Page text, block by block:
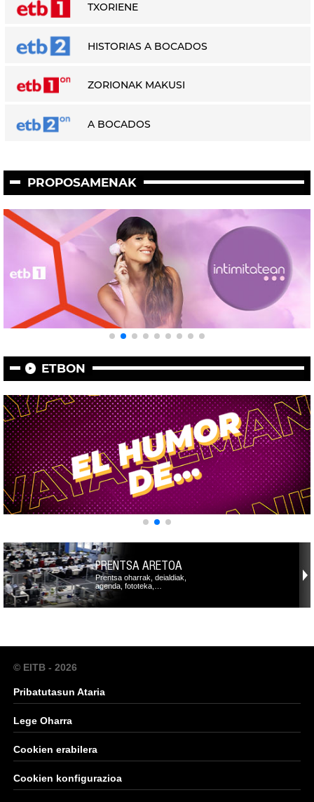
TXORIENE
HISTORIAS A BOCADOS
ZORIONAK MAKUSI
A BOCADOS
PROPOSAMENAK
ETBON
PRENTSA ARETOA
Prentsa oharrak, deialdiak,
agenda, fototeka,…
© EITB - 2026
Pribatutasun Ataria
Lege Oharra
Cookien erabilera
Cookien konfigurazioa